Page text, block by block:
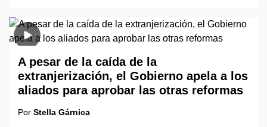
A pesar de la caída de la
extranjerización, el Gobierno apela a los
aliados para aprobar las otras reformas
Por Stella Gárnica